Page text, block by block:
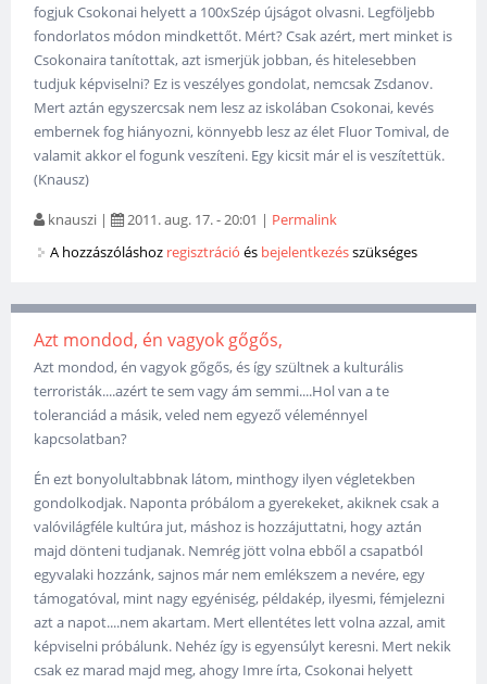
fogjuk Csokonai helyett a 100xSzép újságot olvasni. Legföljebb
fondorlatos módon mindkettőt. Mért? Csak azért, mert minket is
Csokonaira tanítottak, azt ismerjük jobban, és hitelesebben
tudjuk képviselni? Ez is veszélyes gondolat, nemcsak Zsdanov.
Mert aztán egyszercsak nem lesz az iskolában Csokonai, kevés
embernek fog hiányozni, könnyebb lesz az élet Fluor Tomival, de
valamit akkor el fogunk veszíteni. Egy kicsit már el is veszítettük.
(Knausz)
knauszi | 2011. aug. 17. - 20:01 | Permalink
A hozzászóláshoz regisztráció és bejelentkezésszükséges
Azt mondod, én vagyok gőgős,
Azt mondod, én vagyok gőgős, és így szültnek a kulturális
terroristák....azért te sem vagy ám semmi....Hol van a te
toleranciád a másik, veled nem egyező véleménnyel
kapcsolatban?
Én ezt bonyolultabbnak látom, minthogy ilyen végletekben
gondolkodjak. Naponta próbálom a gyerekeket, akiknek csak a
valóvilágféle kultúra jut, máshoz is hozzájuttatni, hogy aztán
majd dönteni tudjanak. Nemrég jött volna ebből a csapatból
egyvalaki hozzánk, sajnos már nem emlékszem a nevére, egy
támogatóval, mint nagy egyéniség, példakép, ilyesmi, fémjelezni
azt a napot....nem akartam. Mert ellentétes lett volna azzal, amit
képviselni próbálunk. Nehéz így is egyensúlyt keresni. Mert nekik
csak ez marad majd meg, ahogy Imre írta, Csokonai helyett